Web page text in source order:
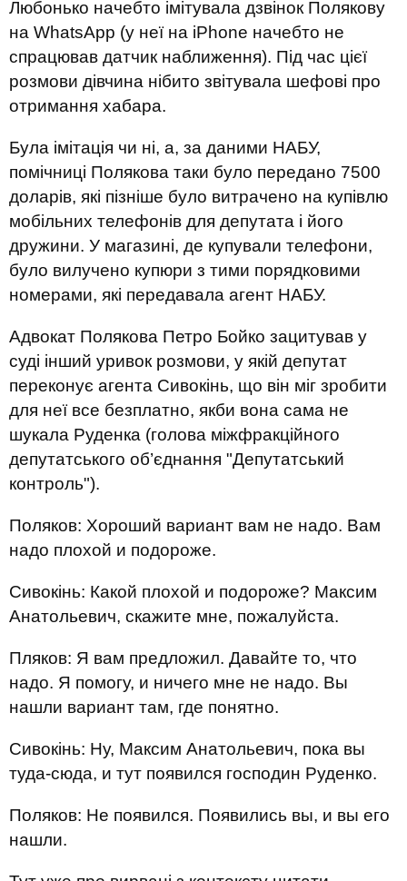
Любонько начебто імітувала дзвінок Полякову
на WhatsApp (у неї на iPhone начебто не
спрацював датчик наближення). Під час цієї
розмови дівчина нібито звітувала шефові про
отримання хабара.
Була імітація чи ні, а, за даними НАБУ,
помічниці Полякова таки було передано 7500
доларів, які пізніше було витрачено на купівлю
мобільних телефонів для депутата і його
дружини. У магазині, де купували телефони,
було вилучено купюри з тими порядковими
номерами, які передавала агент НАБУ.
Адвокат Полякова Петро Бойко зацитував у
суді інший уривок розмови, у якій депутат
переконує агента Сивокінь, що він міг зробити
для неї все безплатно, якби вона сама не
шукала Руденка (голова міжфракційного
депутатського об’єднання "Депутатський
контроль").
Поляков: Хороший вариант вам не надо. Вам
надо плохой и подороже.
Сивокінь: Какой плохой и подороже? Максим
Анатольевич, скажите мне, пожалуйста.
Пляков: Я вам предложил. Давайте то, что
надо. Я помогу, и ничего мне не надо. Вы
нашли вариант там, где понятно.
Сивокінь: Ну, Максим Анатольевич, пока вы
туда-сюда, и тут появился господин Руденко.
Поляков: Не появился. Появились вы, и вы его
нашли.